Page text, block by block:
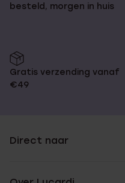
besteld, morgen in huis
Gratis verzending vanaf
€49
Direct naar